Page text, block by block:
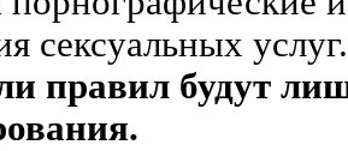
сексуальных услуг.
правил будут